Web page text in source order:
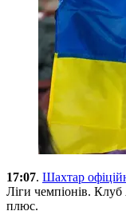
17:07. Шахтар
Ліги чемпіонів.
плюс.